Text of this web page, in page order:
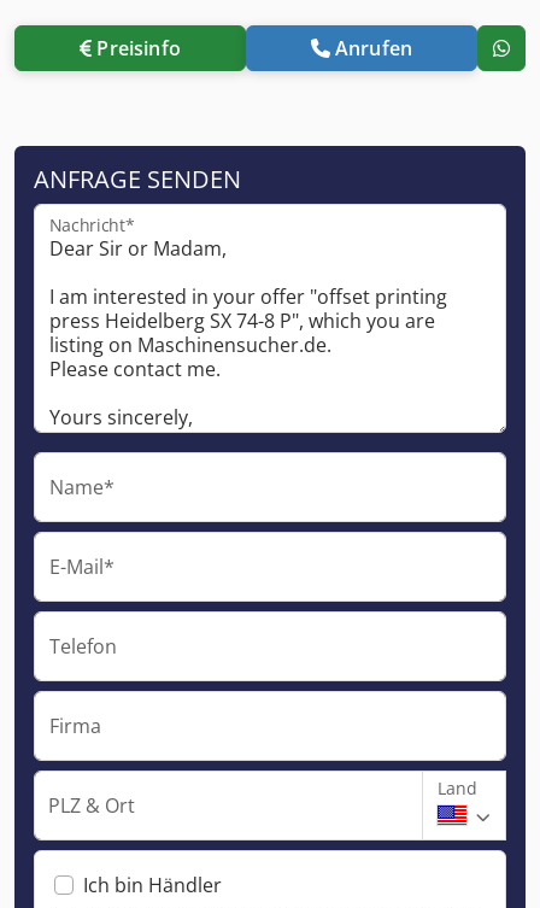
Preisinfo Anrufen
ANFRAGE SENDEN
Nachricht*
Name*
E-Mail*
Telefon
Firma
PLZ & Ort
Land
Ich bin Händler